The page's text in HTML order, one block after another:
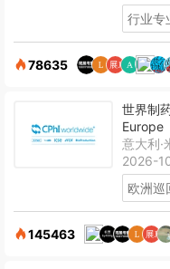
行业专
78635
世界制
Europe
意大利·
2026-
欧洲巡
145463